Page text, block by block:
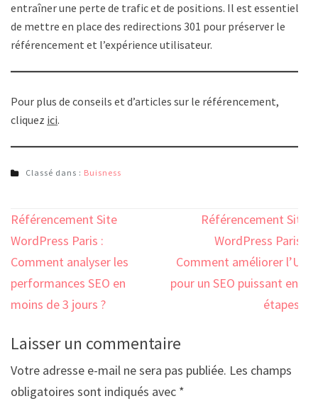
entraîner une perte de trafic et de positions. Il est essentiel
de mettre en place des redirections 301 pour préserver le
référencement et l’expérience utilisateur.
Pour plus de conseils et d’articles sur le référencement,
cliquez ici.
Classé dans : Buisness
Navigation
de
l’article
Référencement Site
WordPress Paris :
Comment analyser les
performances SEO en
moins de 3 jours ?
Référencement Site
WordPress Paris :
Comment améliorer l’UX
pour un SEO puissant en 5
étapes ?
Laisser un commentaire
Votre adresse e-mail ne sera pas publiée. Les champs
obligatoires sont indiqués avec *